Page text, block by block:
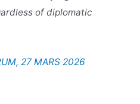
of diplomatic
27 MARS 2026